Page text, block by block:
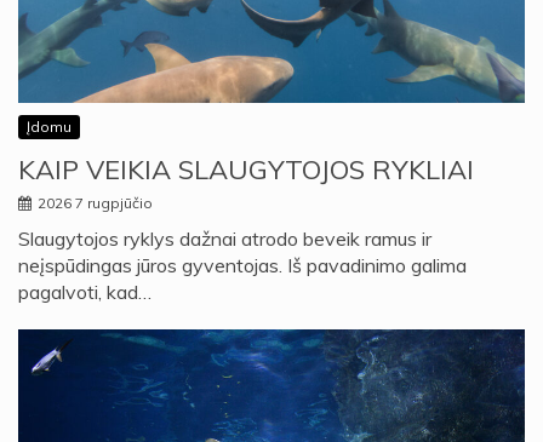
Įdomu
KAIP VEIKIA SLAUGYTOJOS RYKLIAI
2026 7 rugpjūčio
Slaugytojos ryklys dažnai atrodo beveik ramus ir
neįspūdingas jūros gyventojas. Iš pavadinimo galima
pagalvoti, kad…